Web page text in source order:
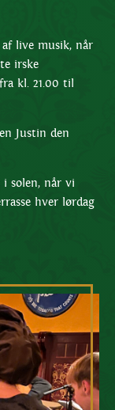
live musik, når
irske
kl. 21.00 til
Justin den
i solen, når vi
hver lørdag